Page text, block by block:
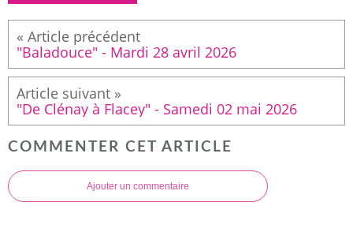
"Baladouce" - Mardi 28 avril 2026
"De Clénay à Flacey" - Samedi 02 mai 2026
COMMENTER CET ARTICLE
Ajouter un commentaire